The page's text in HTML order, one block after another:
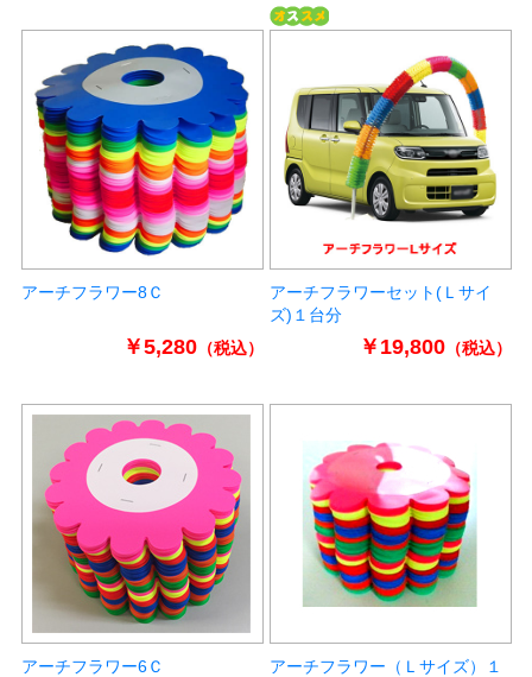
アーチフラワー8Ｃ
￥5,280（税込）
アーチフラワーセット(Ｌサイ
ズ)１台分
￥19,800（税込）
アーチフラワー6Ｃ
アーチフラワー（Ｌサイズ）１